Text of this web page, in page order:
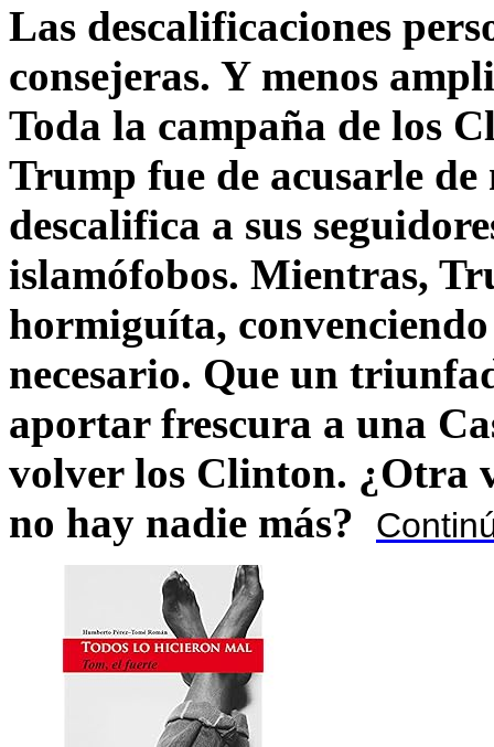
Las descalificaciones
consejeras. Y menos
Toda la campaña de los
Trump fue de acusarle
descalifica a sus
islamófobos. Mientras,
hormiguíta,
necesario. Que un
aportar frescura a una
volver los Clinton. ¿Otra
no hay nadie más?